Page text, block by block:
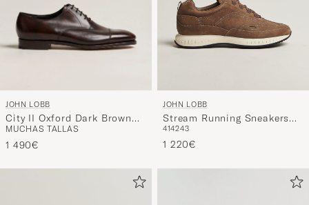
JOHN LOBB
City II Oxford Dark Brown
Calf
MUCHAS TALLAS
1 490€
JOHN LOBB
Stream Running Sneakers
Moka Nubuck
414243
1 220€